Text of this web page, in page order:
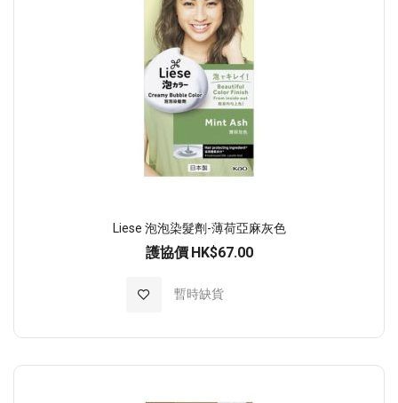
Liese 泡泡染髮劑-薄荷亞麻灰色
護協價 HK$67.00
暫時缺貨
加入至願望清單